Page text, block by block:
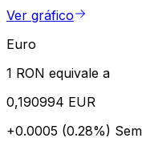
Ver gráfico
Euro
1 RON equivale a
0,190994 EUR
+0.0005 (0.28%)